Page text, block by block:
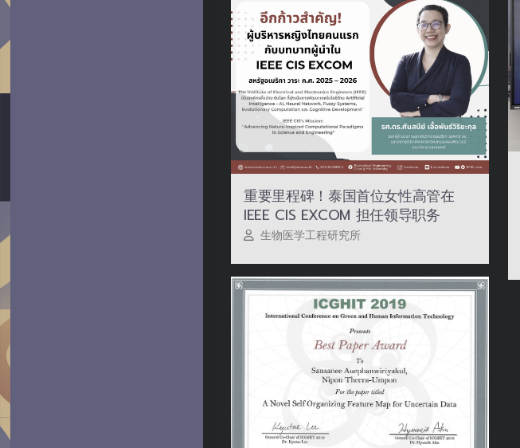
重要里程碑！泰国首位女性高管在
IEEE CIS EXCOM 担任领导职务
生物医学工程研究所